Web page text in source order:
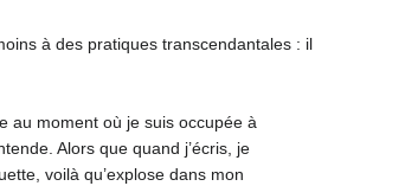
à des pratiques transcendantales : il
au moment où je suis occupée à
Alors que quand j’écris, je
voilà qu’explose dans mon